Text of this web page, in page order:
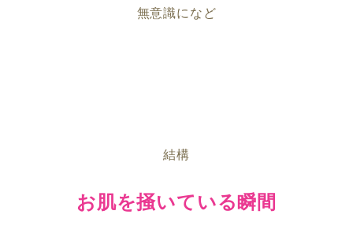
無意識になど
結構
お肌を掻いている瞬間